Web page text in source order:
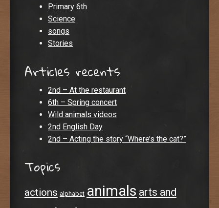
Primary 6th
Science
songs
Stories
Articles recents
2nd – At the restaurant
6th – Spring concert
Wild animals videos
2nd English Day
2nd – Acting the story “Where’s the cat?”
Topics
actions alphabet animals arts and